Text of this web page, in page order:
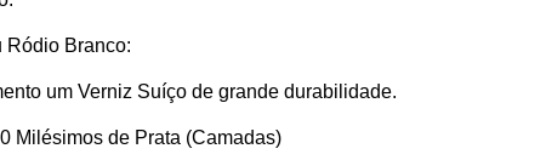
Ródio Branco:
um Verniz Suíço de grande durabilidade.
Milésimos de Prata (Camadas)